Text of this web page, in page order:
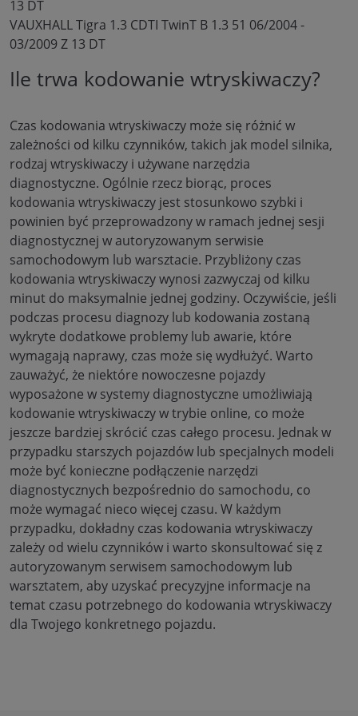
13 DT
VAUXHALL Tigra 1.3 CDTI TwinT B 1.3 51 06/2004 -
03/2009 Z 13 DT
Ile trwa kodowanie wtryskiwaczy?
Czas kodowania wtryskiwaczy może się różnić w
zależności od kilku czynników, takich jak model silnika,
rodzaj wtryskiwaczy i używane narzędzia
diagnostyczne. Ogólnie rzecz biorąc, proces
kodowania wtryskiwaczy jest stosunkowo szybki i
powinien być przeprowadzony w ramach jednej sesji
diagnostycznej w autoryzowanym serwisie
samochodowym lub warsztacie. Przybliżony czas
kodowania wtryskiwaczy wynosi zazwyczaj od kilku
minut do maksymalnie jednej godziny. Oczywiście, jeśli
podczas procesu diagnozy lub kodowania zostaną
wykryte dodatkowe problemy lub awarie, które
wymagają naprawy, czas może się wydłużyć. Warto
zauważyć, że niektóre nowoczesne pojazdy
wyposażone w systemy diagnostyczne umożliwiają
kodowanie wtryskiwaczy w trybie online, co może
jeszcze bardziej skrócić czas całego procesu. Jednak w
przypadku starszych pojazdów lub specjalnych modeli
może być konieczne podłączenie narzędzi
diagnostycznych bezpośrednio do samochodu, co
może wymagać nieco więcej czasu. W każdym
przypadku, dokładny czas kodowania wtryskiwaczy
zależy od wielu czynników i warto skonsultować się z
autoryzowanym serwisem samochodowym lub
warsztatem, aby uzyskać precyzyjne informacje na
temat czasu potrzebnego do kodowania wtryskiwaczy
dla Twojego konkretnego pojazdu.